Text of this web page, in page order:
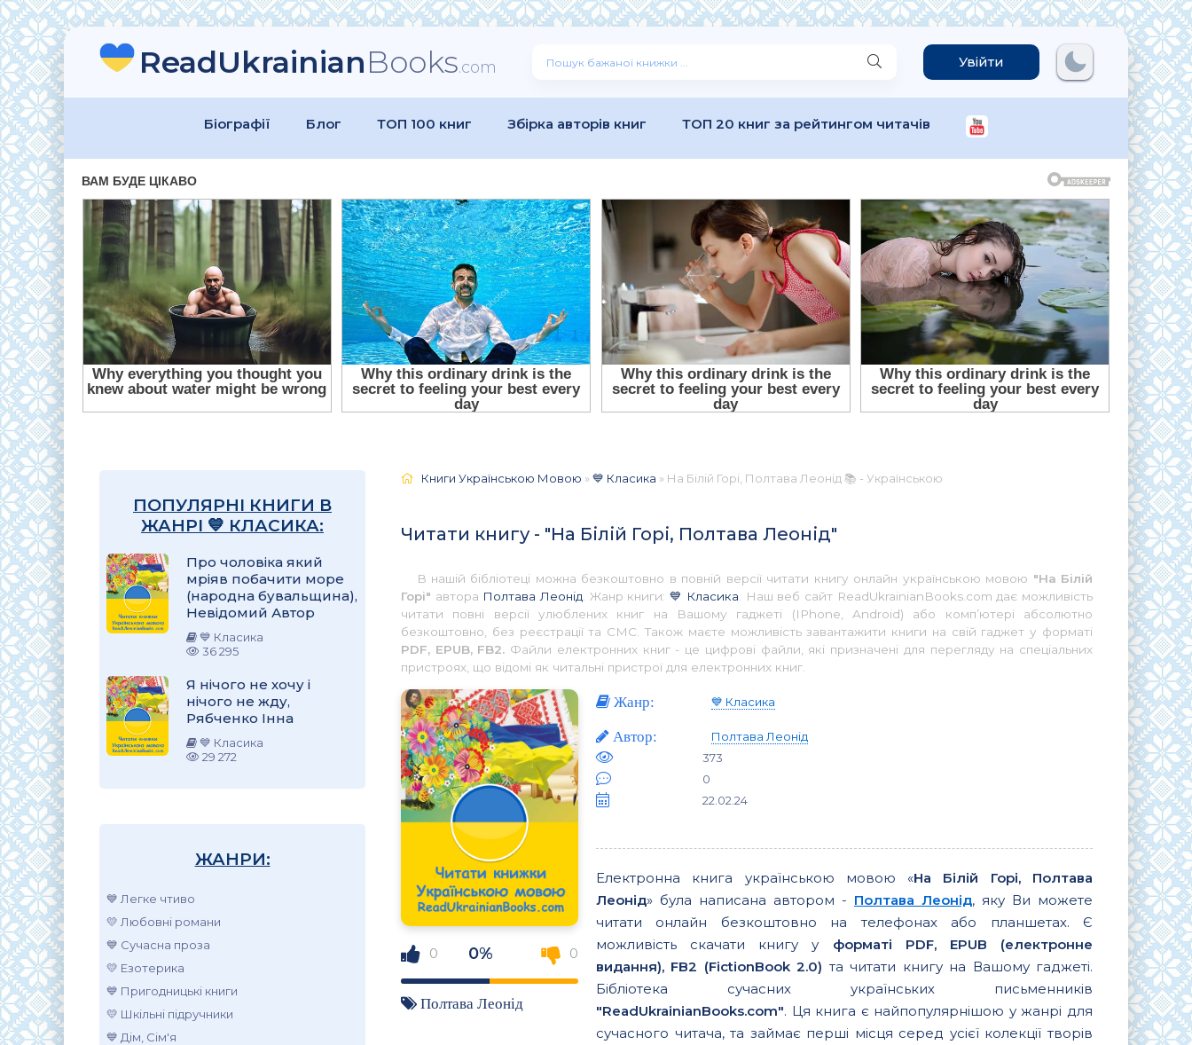
ReadUkrainianBooks.com Увійти
Біографії Блог ТОП 100 книг Збірка авторів книг ТОП 20 книг за рейтингом читачів
ПОПУЛЯРНІ КНИГИ В
ЖАНРІ 💙 КЛАСИКА:
Про чоловіка який
мріяв побачити море
(народна бувальщина),
Невідомий Автор
💙 Класика
36 295
Я нічого не хочу і
нічого не жду,
Рябченко Інна
💙 Класика
29 272
ЖАНРИ:
💙 Легке чтиво
💛 Любовні романи
💙 Сучасна проза
💛 Езотерика
💙 Пригодницькі книги
💛 Шкільні підручники
💙 Дім, Сім'я
Книги Українською Мовою »💙 Класика » На Білій Горі, Полтава Леонід 📚 - Українською
Читати книгу - "На Білій Горі, Полтава Леонід"
В нашій бібліотеці можна безкоштовно в повній версії читати книгу онлайн українською мовою "На Білій
Горі" автора Полтава Леонід . Жанр книги: 💙 Класика . Наш веб сайт ReadUkrainianBooks.com дає можливість
читати повні версії улюблених книг на Вашому гаджеті (IPhone, Android) або комп’ютері абсолютно
безкоштовно, без реєстрації та СМС. Також маєте можливість завантажити книги на свій гаджет у форматі
PDF, EPUB, FB2. Файли електронних книг - це цифрові файли, які призначені для перегляду на спеціальних
пристроях, що відомі як читальні пристрої для електронних книг.
0 0% 0
Полтава Леонід
Жанр: 💙 Класика
Автор:
Полтава Леонід
373
0
22.02.24
Електронна книга українською мовою «На Білій Горі, Полтава
Леонід» була написана автором - Полтава Леонід, яку Ви можете
читати онлайн безкоштовно на телефонах або планшетах. Є
можливість скачати книгу у форматі PDF, EPUB (електронне
видання), FB2 (FictionBook 2.0) та читати книгу на Вашому гаджеті.
Бібліотека сучасних українських письменників
"ReadUkrainianBooks.com". Ця книга є найпопулярнішою у жанрі для
сучасного читача, та займає перші місця серед усієї колекції творів